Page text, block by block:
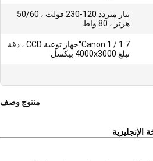
تيار متردد 120-230 فولت ، 50/60
هرتز ، 80 واط
Canon 1 / 1.7''جهاز توعية CCD ، دقة
تبلغ 4000x3000 بيكسل
منتوج وصف